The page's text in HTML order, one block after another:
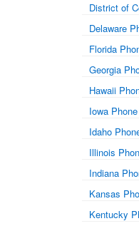
District of
Delaware
Florida
Georgia
Hawaii
Iowa
Idaho
Illinois
Indiana
Kansas
Kentucky